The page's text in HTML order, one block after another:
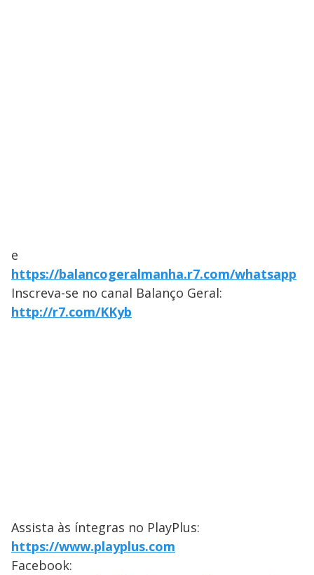
e
https://balancogeralmanha.r7.com/whatsapp
Inscreva-se no canal Balanço Geral:
http://r7.com/KKyb
Assista às íntegras no PlayPlus:
https://www.playplus.com
Facebook: